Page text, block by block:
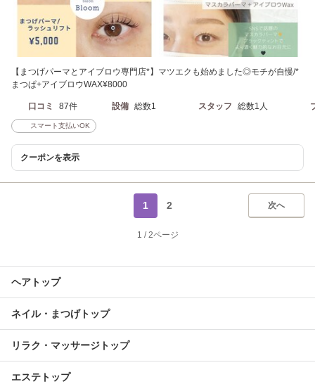
【まつげパーマとアイブロウ専門店*】マツエクも始めました◎モチが自慢/*
まつぱ+アイブロウWAX¥8000
口コミ 87件 設備 総数1 スタッフ 総数1人
スマート支払いOK
クーポンを表示
次へ
1 2
1 / 2ページ
ヘアトップ
ネイル・まつげトップ
リラク・マッサージトップ
エステトップ